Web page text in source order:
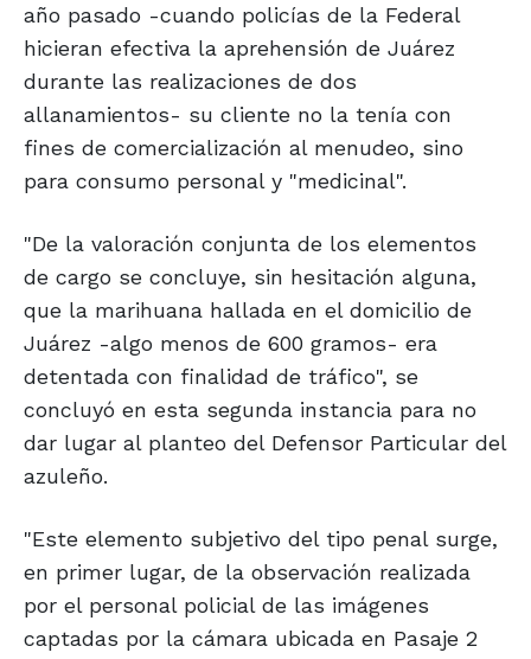
año pasado -cuando policías de la Federal
hicieran efectiva la aprehensión de Juárez
durante las realizaciones de dos
allanamientos- su cliente no la tenía con
fines de comercialización al menudeo, sino
para consumo personal y "medicinal".
"De la valoración conjunta de los elementos
de cargo se concluye, sin hesitación alguna,
que la marihuana hallada en el domicilio de
Juárez -algo menos de 600 gramos- era
detentada con finalidad de tráfico", se
concluyó en esta segunda instancia para no
dar lugar al planteo del Defensor Particular del
azuleño.
"Este elemento subjetivo del tipo penal surge,
en primer lugar, de la observación realizada
por el personal policial de las imágenes
captadas por la cámara ubicada en Pasaje 2